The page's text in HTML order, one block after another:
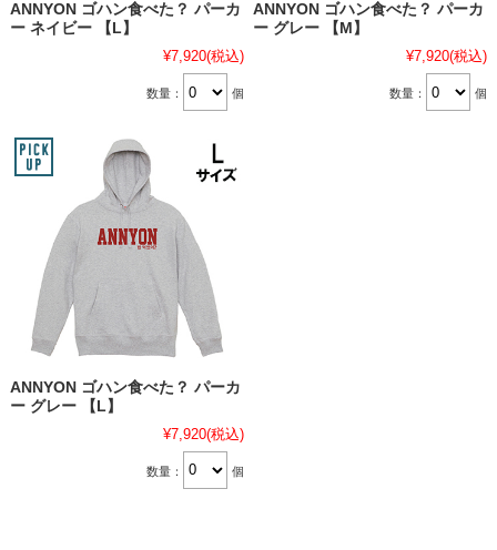
ANNYON ゴハン食べた？ パーカ
ー ネイビー 【L】
¥7,920(税込)
数量： 個
ANNYON ゴハン食べた？ パーカ
ー グレー 【M】
¥7,920(税込)
数量： 個
ANNYON ゴハン食べた？ パーカ
ー グレー 【L】
¥7,920(税込)
数量： 個